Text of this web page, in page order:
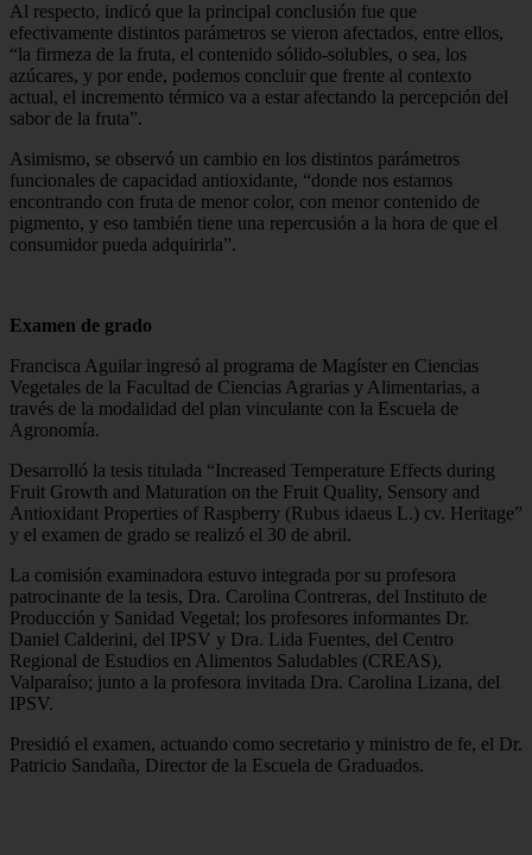
Al respecto, indicó que la principal conclusión fue que
efectivamente distintos parámetros se vieron afectados, entre ellos,
“la firmeza de la fruta, el contenido sólido-solubles, o sea, los
azúcares, y por ende, podemos concluir que frente al contexto
actual, el incremento térmico va a estar afectando la percepción del
sabor de la fruta”.
Asimismo, se observó un cambio en los distintos parámetros
funcionales de capacidad antioxidante, “donde nos estamos
encontrando con fruta de menor color, con menor contenido de
pigmento, y eso también tiene una repercusión a la hora de que el
consumidor pueda adquirirla”.
Examen de grado
Francisca Aguilar ingresó al programa de Magíster en Ciencias
Vegetales de la Facultad de Ciencias Agrarias y Alimentarias, a
través de la modalidad del plan vinculante con la Escuela de
Agronomía.
Desarrolló la tesis titulada “Increased Temperature Effects during
Fruit Growth and Maturation on the Fruit Quality, Sensory and
Antioxidant Properties of Raspberry (Rubus idaeus L.) cv. Heritage”
y el examen de grado se realizó el 30 de abril.
La comisión examinadora estuvo integrada por su profesora
patrocinante de la tesis, Dra. Carolina Contreras, del Instituto de
Producción y Sanidad Vegetal; los profesores informantes Dr.
Daniel Calderini, del IPSV y Dra. Lida Fuentes, del Centro
Regional de Estudios en Alimentos Saludables (CREAS),
Valparaíso; junto a la profesora invitada Dra. Carolina Lizana, del
IPSV.
Presidió el examen, actuando como secretario y ministro de fe, el Dr.
Patricio Sandaña, Director de la Escuela de Graduados.